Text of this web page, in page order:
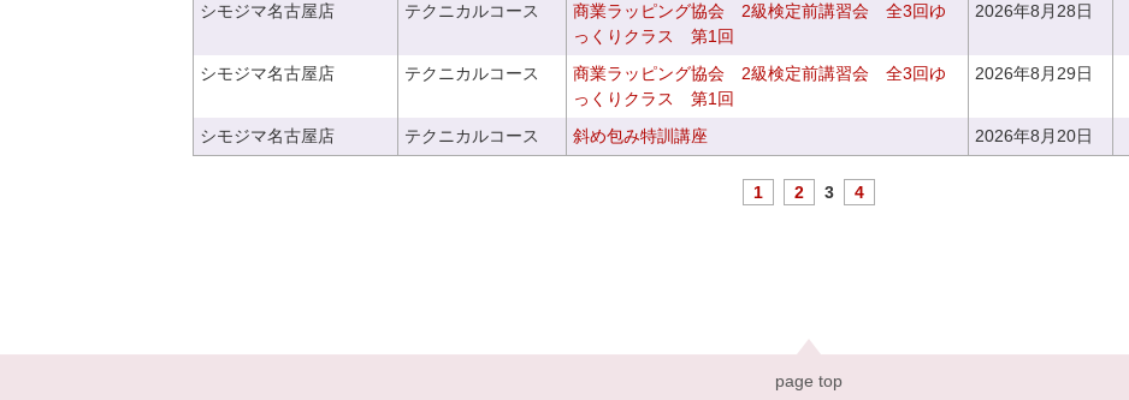
シモジマ名古屋店 テクニカルコース
商業ラッピング協会 2級検定前講習会 全3回ゆ
っくりクラス 第1回
2026年8月28日
シモジマ名古屋店 テクニカルコース
商業ラッピング協会 2級検定前講習会 全3回ゆ
っくりクラス 第1回
2026年8月29日
シモジマ名古屋店 テクニカルコース 斜め包み特訓講座 2026年8月20日
1 2 3 4
page top